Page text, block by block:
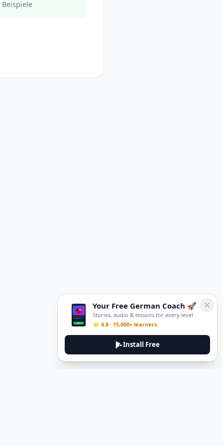
Your Free German Coach 🚀
Stories, audio & lessons for every level
⭐ 4.8 · 15,000+ learners
Install Free